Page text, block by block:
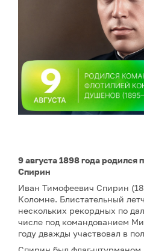
9 августа 1898 года родился
Спирин
Иван Тимофеевич Спирин
Коломне. Блистательный
нескольких рекордных по
числе под командованием
году дважды участвовал в